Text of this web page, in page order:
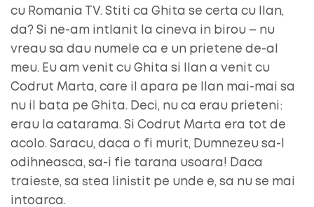
cu Romania TV. Stiti ca Ghita se certa cu Ilan,
da? Si ne-am intlanit la cineva in birou – nu
vreau sa dau numele ca e un prietene de-al
meu. Eu am venit cu Ghita si Ilan a venit cu
Codrut Marta, care il apara pe Ilan mai-mai sa
nu il bata pe Ghita. Deci, nu ca erau prieteni:
erau la catarama. Si Codrut Marta era tot de
acolo. Saracu, daca o fi murit, Dumnezeu sa-l
odihneasca, sa-i fie tarana usoara! Daca
traieste, sa stea linistit pe unde e, sa nu se mai
intoarca.